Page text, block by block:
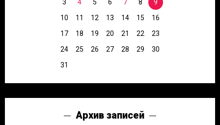
3
4 5 6 7 8
9
10
11 12 13 14 15
16
17
18 19 20 21 22
23
24
25 26 27 28 29
30
31
Архив записей